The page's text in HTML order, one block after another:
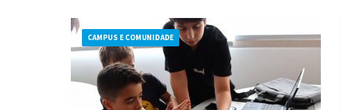
CAMPUS E COMUNIDADE